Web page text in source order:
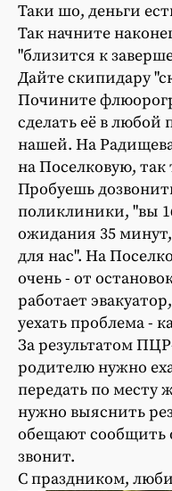
Таки шо, деньги
Так начните
"близится к
Дайте скипидару
Почините
сделать её в
нашей. На
на Поселковую, так
Пробуешь
поликлиники, "вы
ожидания 35
для нас". На
очень - от
работает
уехать проблема -
За результатом
родителю нужно
передать по месту
нужно выяснить
обещают сообщить
звонит.
С праздником,